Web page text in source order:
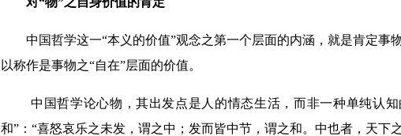
中国哲学这一“本义的价值”观念之第一个层面的内涵，就是肯定事
以称作是事物之“自在”层面的价值。
中国哲学论心物，其出发点是人的情态生活，而非一种单纯认
和”：“喜怒哀乐之未发，谓之中；发而皆中节，谓之和。中也者，天下